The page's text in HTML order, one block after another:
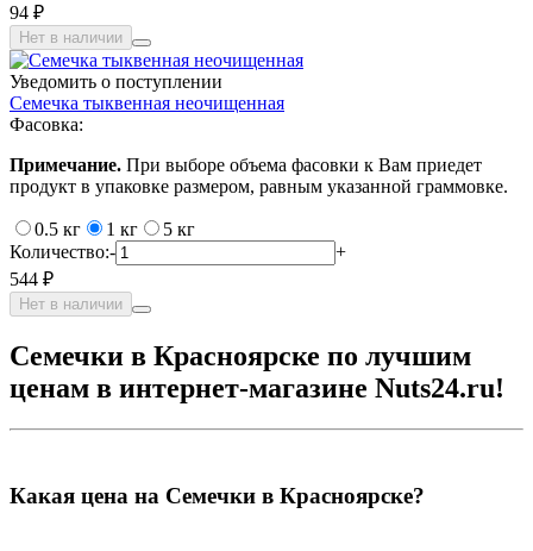
94 ₽
Нет в наличии
Уведомить о поступлении
Семечка тыквенная неочищенная
Фасовка:
Примечание. При выборе объема фасовки к Вам приедет
продукт в упаковке размером, равным указанной граммовке.
0.5 кг 1 кг
5 кг
Количество:-
+
544 ₽
Нет в наличии
Семечки в Красноярске по лучшим
ценам в интернет-магазине Nuts24.ru!
Какая цена на Семечки в Красноярске?